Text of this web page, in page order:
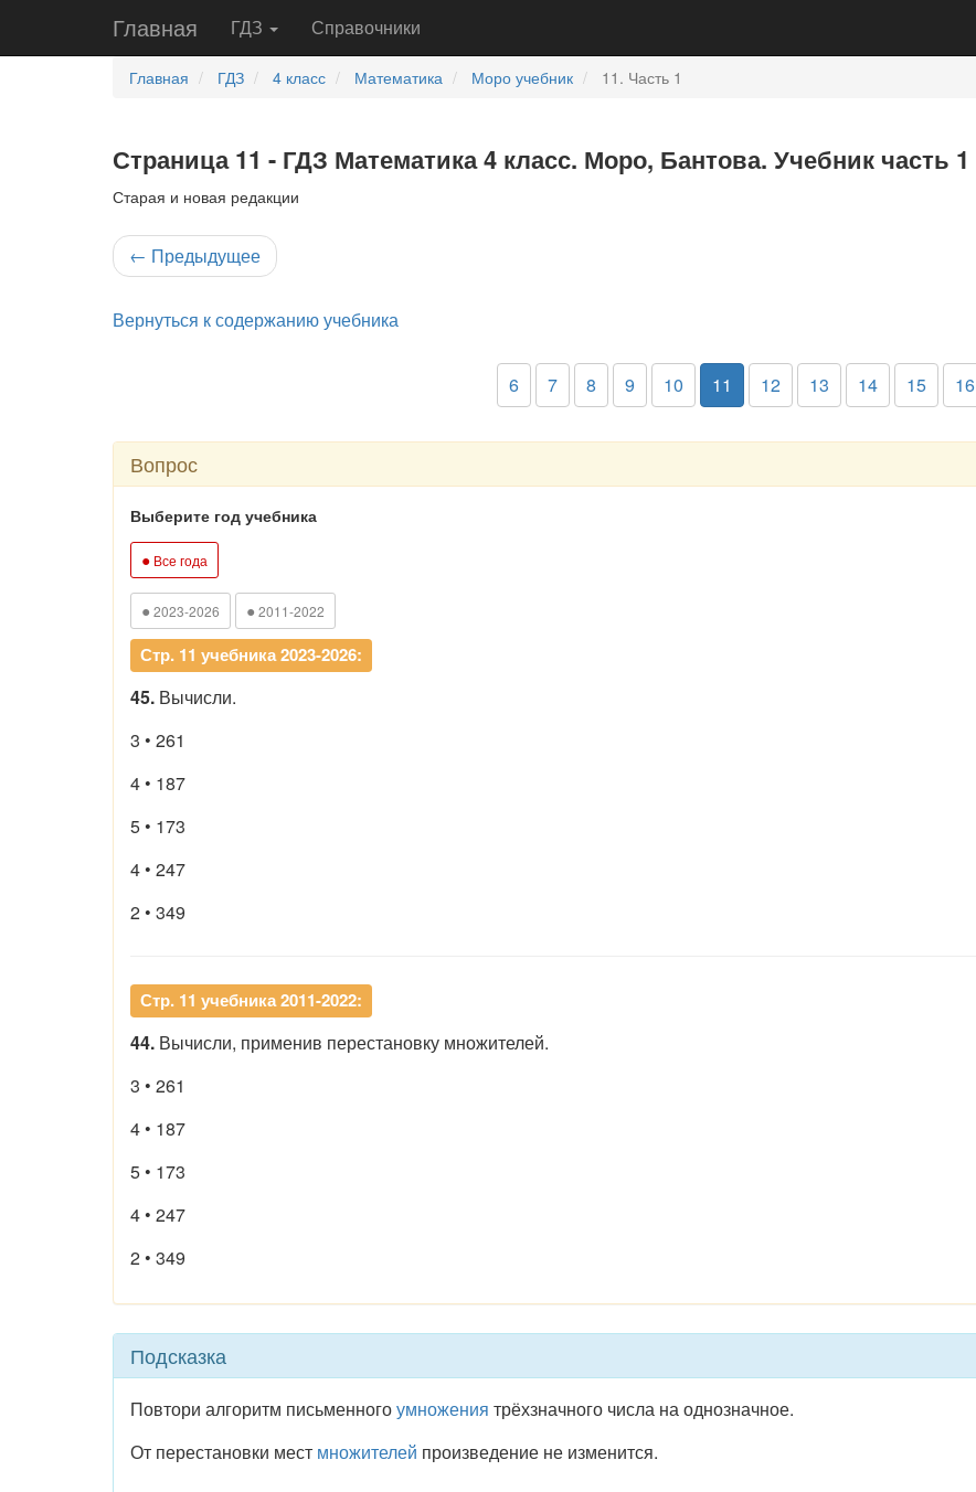
Главная ГДЗ Справочники
Главная ГДЗ 4 класс Математика Моро учебник 11. Часть 1
Страница 11 - ГДЗ Математика 4 класс. Моро, Бантова. Учебник часть 1
Старая и новая редакции
← Предыдущее
Вернуться к содержанию учебника
6 7 8 9 10 11 12 13 14 15 16
Вопрос
Выберите год учебника
● Все года
● 2023-2026 ● 2011-2022
Стр. 11 учебника 2023-2026:
45. Вычисли.
3 • 261
4 • 187
5 • 173
4 • 247
2 • 349
Стр. 11 учебника 2011-2022:
44. Вычисли, применив перестановку множителей.
3 • 261
4 • 187
5 • 173
4 • 247
2 • 349
Подсказка
Повтори алгоритм письменногоумножения трёхзначного числа на однозначное.
От перестановки мест множителей произведение не изменится.